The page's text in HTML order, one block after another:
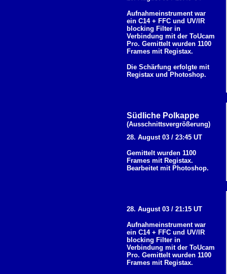
Aufnahmeinstrument war
ein C14 + FFC und UV/IR
blocking Filter in
Verbindung mit der ToUcam
Pro. Gemittelt wurden 1100
Frames mit Registax.
Die Schärfung erfolgte mit
Registax und Photoshop.
Südliche Polkappe
(Ausschnittsvergrößerung)
28. August 03 / 23:45 UT
Gemittelt wurden 1100
Frames mit Registax.
Bearbeitet mit Photoshop.
28. August 03 / 21:15 UT
Aufnahmeinstrument war
ein C14 + FFC und UV/IR
blocking Filter in
Verbindung mit der ToUcam
Pro. Gemittelt wurden 1100
Frames mit Registax.